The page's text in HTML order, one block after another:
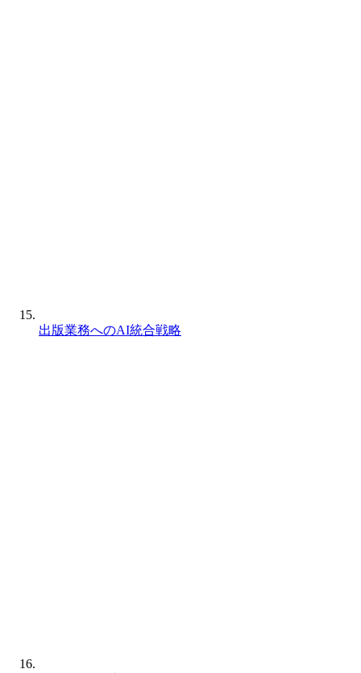
出版業務へのAI統合戦略